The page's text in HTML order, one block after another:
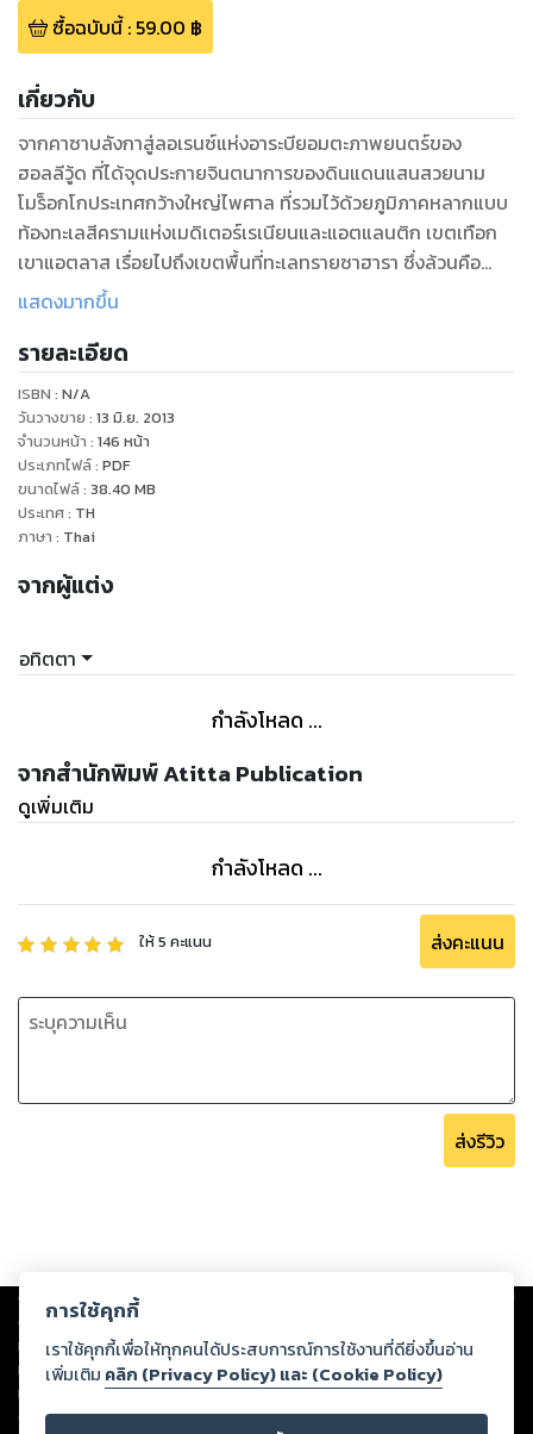
ซื้อฉบับนี้: 59.00 ฿
เกี่ยวกับ
จากคาซาบลังกาสู่ลอเรนซ์แห่งอาระบียอมตะภาพยนตร์ของ
ฮอลลีวู้ด ที่ได้จุดประกายจินตนาการของดินแดนแสนสวยนาม
โมร็อกโกประเทศกว้างใหญ่ไพศาล ที่รวมไว้ด้วยภูมิภาคหลากแบบ
ท้องทะเลสีครามแห่งเมดิเตอร์เรเนียนและแอตแลนติก เขตเทือก
เขาแอตลาส เรื่อยไปถึงเขตพื้นที่ทะเลทรายซาฮารา ซึ่งล้วนคือ
เสน่ห์ที่ตรึงใจนักเดินทางยามได้เยือน คู่มือนักเดินทางฉบับพกพา
กันแบบครอบคลุม พื้นหลังทางประวัติศาสตร์ของชนชาวเบอร์เบอะ
ที่อพยพมายังดินแดนนี้เมื่อหลายพันปีก่อน บวกรวมกันรูปแบบวิถี
ชีวิตพื้นเมืองที่มีสีสัน อีกทั้งความเอกอุของสถาปัตยกรรม
โมร็อกโกกันที่ได้การยอมรับว่างดงามอย่างที่สุด นอกจากนี้ยังมี
ข้อมูลการเดินทางและที่พักบอกเล่าไว้อย่างครบถ้วน จึงเป็นข้อมูล
ที่เหมาะพกพายามเดินทาง
แสดงมากขึ้น
รายละเอียด
ISBN : N/A
วันวางขาย : 13 มิ.ย. 2013
จำนวนหน้า : 146 หน้า
ประเภทไฟล์: PDF
ขนาดไฟล์: 38.40 MB
ประเทศ: TH
ภาษา : Thai
จากผู้แต่ง
อทิตตา
กำลังโหลด ...
จากสำนักพิมพ์ Atitta Publication
ดูเพิ่มเติม
กำลังโหลด ...
ให้5 คะแนน ส่งคะแนน
ส่งรีวิว
Copyright © 2026
ต่อผลงานหรือเนื้อหาใดที่อัปโหลดผ่านเว็บไซต์และปรากฏว่าละเมิดสิทธิใน
ทรัพย์สินทางปัญญาของบุคคลอื่นหรือขัดต่อกฎหมายและศีลธรรม ดังนั้น ผู้อ่าน
ทุกท่านโปรดใช้วิจารณญาณในการกลั่นกรองด้วยตนเอง และหากท่านพบว่าส่วน
หนึ่งส่วนใดขัดต่อกฎหมายและศีลธรรม กรุณาแจ้งมายังบริษัท เพื่อทีมงานจะได้
ดำเนินการในทันที ทั้งนี้ ทางสตอรี่ล็อกขอสงวนลิขสิทธิ์ตามพระราชบัญญัติ
การใช้คุกกี้
เราใช้คุกกี้เพื่อให้ทุกคนได้ประสบการณ์การใช้งานที่ดียิ่งขึ้นอ่าน
เพิ่มเติม คลิก (Privacy Policy) และ (Cookie Policy)